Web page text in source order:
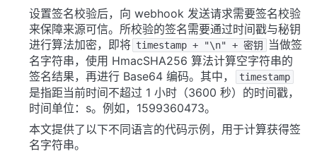
设置签名校验后，向 webhook 发送请求需要签名校验
来保障来源可信。所校验的签名需要通过时间戳与秘钥
进行算法加密，即将 timestamp + "\n" + 密钥
当做签
名字符串，使用 HmacSHA256 算法计算空字符串的
签名结果，再进行 Base64 编码。其中，
timestamp
是指距当前时间不超过 1 小时（3600 秒）的时间戳，
时间单位：s。例如，1599360473。
本文提供了以下不同语言的代码示例，用于计算获得签
名字符串。